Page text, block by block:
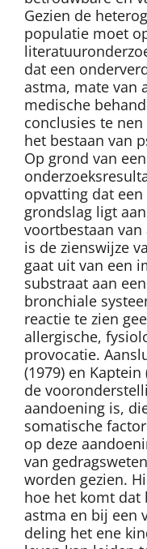
Gezien de
populatie moet
dat een
astma, mate van
medische
conclusies te
het bestaan van
Op grond van
opvatting dat
grondslag ligt
voortbestaan
is de zienswijze
gaat uit van een
substraat aan
bronchiale
reactie te zien
allergische,
provocatie.
(1979) en
de
aandoening is,
somatische
op deze
van
worden gezien.
hoe het komt dat
astma en bij een
deling het ene